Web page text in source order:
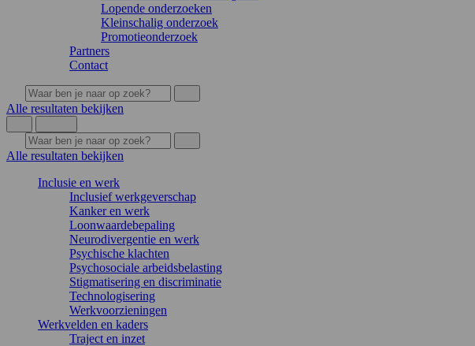
Lopende onderzoeken
Kleinschalig onderzoek
Promotieonderzoek
Partners
Contact
Alle resultaten bekijken
Alle resultaten bekijken
Inclusie en werk
Inclusief werkgeverschap
Kanker en werk
Loonwaardebepaling
Neurodivergentie en werk
Psychische klachten
Psychosociale arbeidsbelasting
Stigmatisering en discriminatie
Technologisering
Werkvoorzieningen
Werkvelden en kaders
Traject en inzet